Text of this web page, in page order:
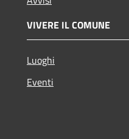
VIVERE IL COMUNE
Luoghi
Eventi